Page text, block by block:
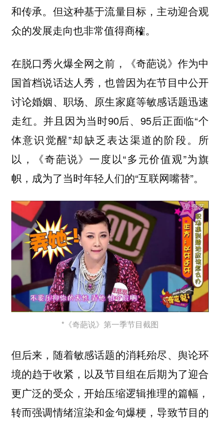
和传承。但这种基于流量目标，主动迎合观
众的发展走向也非常值得商榷。
在脱口秀火爆全网之前，《奇葩说》作为中
国首档说话达人秀，也曾因为在节目中公开
讨论婚姻、职场、原生家庭等敏感话题迅速
走红。并且因为当时90后、95后正面临“个
体意识觉醒”却缺乏表达渠道的阶段。所
以，《奇葩说》一度以“多元价值观”为旗
帜，成为了当时年轻人们的“互联网嘴替”。
*《奇葩说》第一季节目截图
但后来，随着敏感话题的消耗殆尽、舆论环
境的趋于收紧，以及节目组在后期为了迎合
更广泛的受众，开始压缩逻辑推理的篇幅，
转而强调情绪渲染和金句爆梗，导致节目的